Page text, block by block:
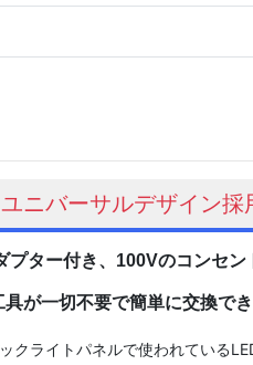
ニバーサルデザイン採
プター付き、100Vのコンセン
が一切不要で簡単に交換で
クライトパネルで使われている